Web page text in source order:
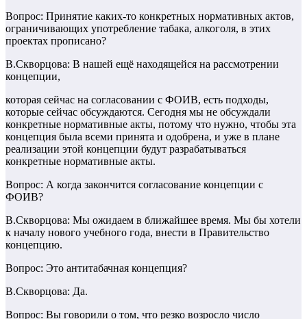
Вопрос: Принятие каких-то конкретных нормативных актов,
ограничивающих употребление табака, алкоголя, в этих
проектах прописано?
В.Скворцова: В нашей ещё находящейся на рассмотрении
концепции,
которая сейчас на согласовании с ФОИВ, есть подходы,
которые сейчас обсуждаются. Сегодня мы не обсуждали
конкретные нормативные акты, потому что нужно, чтобы эта
концепция была всеми принята и одобрена, и уже в плане
реализации этой концепции будут разрабатываться
конкретные нормативные акты.
Вопрос: А когда закончится согласование концепции с
ФОИВ?
В.Скворцова: Мы ожидаем в ближайшее время. Мы бы хотели
к началу нового учебного года, внести в Правительство
концепцию.
Вопрос: Это антитабачная концепция?
В.Скворцова: Да.
Вопрос: Вы говорили о том, что резко возросло число